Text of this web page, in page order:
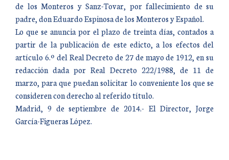
de los Monteros y Sanz-Tovar, por fallecimiento de su
padre, don Eduardo Espinosa de los Monteros y Español.
Lo que se anuncia por el plazo de treinta días, contados a
partir de la publicación de este edicto, a los efectos del
artículo 6.º del Real Decreto de 27 de mayo de 1912, en su
redacción dada por Real Decreto 222/1988, de 11 de
marzo, para que puedan solicitar lo conveniente los que se
consideren con derecho al referido título.
Madrid, 9 de septiembre de 2014.- El Director, Jorge
García-Figueras López.